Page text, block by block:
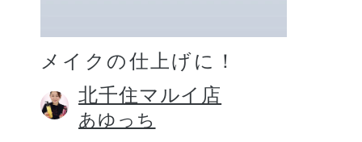
メイクの仕上げに！
北千住マルイ店
あゆっち